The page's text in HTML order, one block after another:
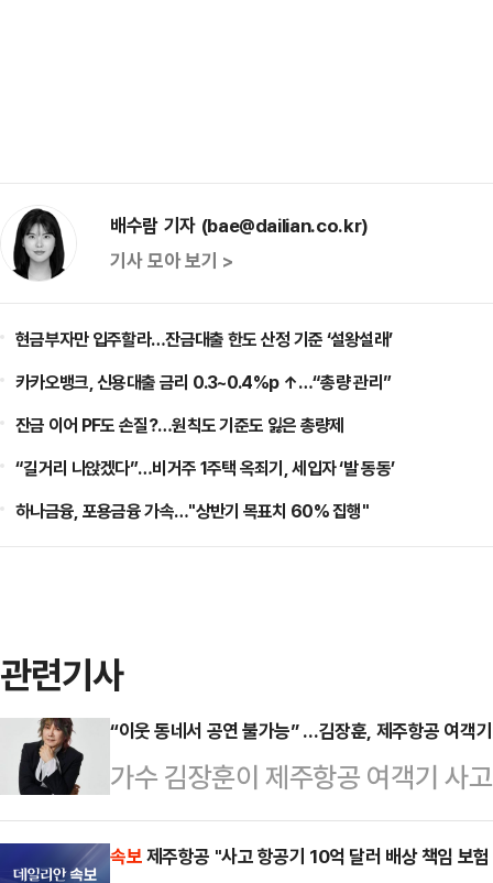
배수람 기자 (bae@dailian.co.kr)
기사 모아 보기 >
현금부자만 입주할라…잔금대출 한도 산정 기준 ‘설왕설래’
카카오뱅크, 신용대출 금리 0.3~0.4%p ↑…“총량 관리”
잔금 이어 PF도 손질?…원칙도 기준도 잃은 총량제
“길거리 나앉겠다”…비거주 1주택 옥죄기, 세입자 ‘발 동동’
하나금융, 포용금융 가속…"상반기 목표치 60% 집행"
관련기사
“이웃 동네서 공연 불가능” …김장훈, 제주항공 여객
가수 김장훈이 제주항공 여객기 사
은 29일 자신의 SNS를 통해 “오늘
관객 여러분들의 깊은 양해를 부탁
속보제주항공 "사고 항공기 10억 달러 배상 책임 보